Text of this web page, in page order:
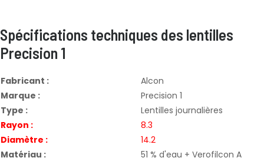
Spécifications techniques des lentilles
Precision 1
Fabricant :
Alcon
Marque :
Precision 1
Type :
Lentilles journalières
Rayon :
8.3
Diamètre :
14.2
Matériau :
51 % d'eau + Verofilcon A